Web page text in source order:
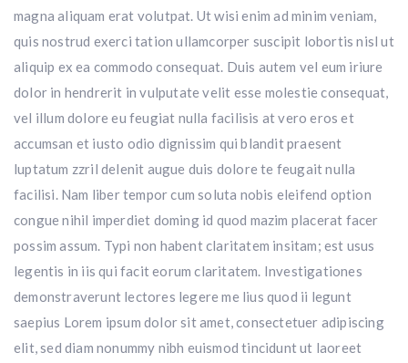
magna aliquam erat volutpat. Ut wisi enim ad minim veniam,
quis nostrud exerci tation ullamcorper suscipit lobortis nisl ut
aliquip ex ea commodo consequat. Duis autem vel eum iriure
dolor in hendrerit in vulputate velit esse molestie consequat,
vel illum dolore eu feugiat nulla facilisis at vero eros et
accumsan et iusto odio dignissim qui blandit praesent
luptatum zzril delenit augue duis dolore te feugait nulla
facilisi. Nam liber tempor cum soluta nobis eleifend option
congue nihil imperdiet doming id quod mazim placerat facer
possim assum. Typi non habent claritatem insitam; est usus
legentis in iis qui facit eorum claritatem. Investigationes
demonstraverunt lectores legere me lius quod ii legunt
saepius Lorem ipsum dolor sit amet, consectetuer adipiscing
elit, sed diam nonummy nibh euismod tincidunt ut laoreet